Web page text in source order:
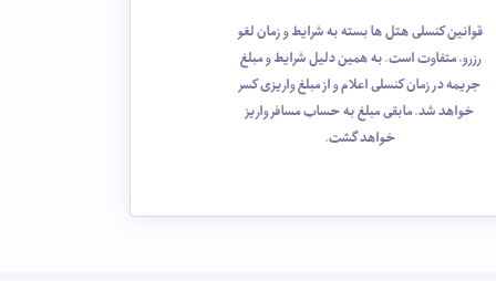
قوانین کنسلی هتل ها بسته به شرایط و زمان لغو
رزرو، متفاوت است. به همین دلیل شرایط و مبلغ
جریمه در زمان کنسلی اعلام و از مبلغ واریزی کسر
خواهد شد. مابقی مبلغ به حساب مسافر واریز
خواهد گشت.